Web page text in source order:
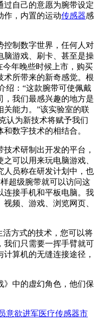
过自己的意愿为腕带设定
作，内置的运动传感器感
控制数字世界，任何人对
脑游戏、刷卡、甚至是操
今年晚些时候上市，购买
术所带来的新奇感觉。根
绍：“这款腕带可使佩戴
，我们最感兴趣的地方是
能力。”该实验室的联
认为新技术将赋予我们
数字技术的相结合。
术研制出开发的平台，
可以用来玩电脑游戏、
人员称在研发计划中，也
超级腕带就可以访问这
连接手机和平板电脑。我
频、游戏、浏览网页、
活方式的技术，您可以将
我们只需要一挥手臂就可
算机的无缝连接途径，
》中的虚幻角色，他们保
意欲进军医疗传感器市